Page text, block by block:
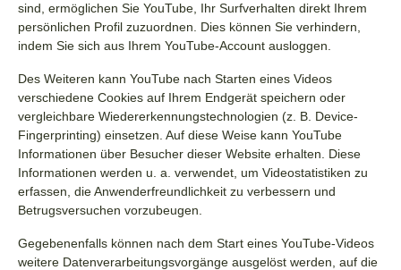
sind, ermöglichen Sie YouTube, Ihr Surfverhalten direkt Ihrem
persönlichen Profil zuzuordnen. Dies können Sie verhindern,
indem Sie sich aus Ihrem YouTube-Account ausloggen.
Des Weiteren kann YouTube nach Starten eines Videos
verschiedene Cookies auf Ihrem Endgerät speichern oder
vergleichbare Wiedererkennungstechnologien (z. B. Device-
Fingerprinting) einsetzen. Auf diese Weise kann YouTube
Informationen über Besucher dieser Website erhalten. Diese
Informationen werden u. a. verwendet, um Videostatistiken zu
erfassen, die Anwenderfreundlichkeit zu verbessern und
Betrugsversuchen vorzubeugen.
Gegebenenfalls können nach dem Start eines YouTube-Videos
weitere Datenverarbeitungsvorgänge ausgelöst werden, auf die